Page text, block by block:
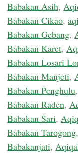
Babakan Asih,
Babakan Cikao,
Babakan Gebang,
Babakan Karet,
Babakan Losari
Babakan Manjeti,
Babakan Penghulu,
Babakan Raden,
Babakan Sari,
Babakan Tarogong,
Babakanjati,